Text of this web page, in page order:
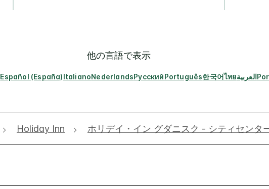
他の言語で表示
Español (España)ItalianoNederlandsРусскийPortuguês한국어ไทยالعربية
Holiday Inn ホリデイ・イン グダニスク - シティセンタ